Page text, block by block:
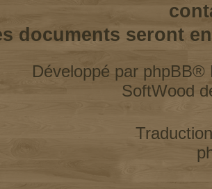
documents seront
Développé par phpBB®
SoftWood